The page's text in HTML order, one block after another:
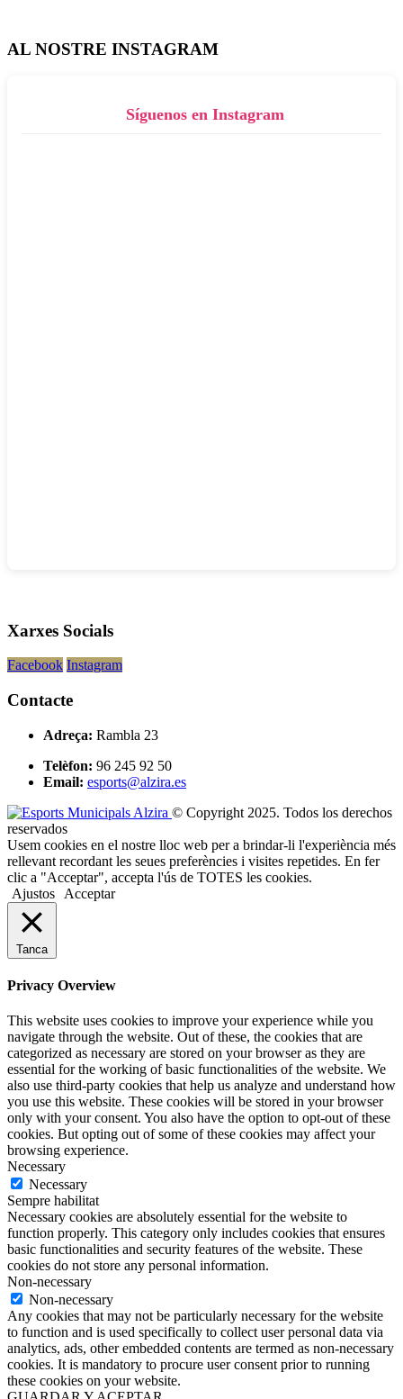
AL NOSTRE INSTAGRAM
Síguenos en Instagram
Xarxes Socials
Facebook Instagram
Contacte
Adreça: Rambla 23
Telèfon: 96 245 92 50
Email: esports@alzira.es
© Copyright 2025. Todos los derechos
reservados
Usem cookies en el nostre lloc web per a brindar-li l'experiència més
rellevant recordant les seues preferències i visites repetides. En fer
clic a "Acceptar", accepta l'ús de TOTES les cookies.
Ajustos
Acceptar
Tanca
Privacy Overview
This website uses cookies to improve your experience while you
navigate through the website. Out of these, the cookies that are
categorized as necessary are stored on your browser as they are
essential for the working of basic functionalities of the website. We
also use third-party cookies that help us analyze and understand how
you use this website. These cookies will be stored in your browser
only with your consent. You also have the option to opt-out of these
cookies. But opting out of some of these cookies may affect your
browsing experience.
Necessary
Necessary
Sempre habilitat
Necessary cookies are absolutely essential for the website to
function properly. This category only includes cookies that ensures
basic functionalities and security features of the website. These
cookies do not store any personal information.
Non-necessary
Non-necessary
Any cookies that may not be particularly necessary for the website
to function and is used specifically to collect user personal data via
analytics, ads, other embedded contents are termed as non-necessary
cookies. It is mandatory to procure user consent prior to running
these cookies on your website.